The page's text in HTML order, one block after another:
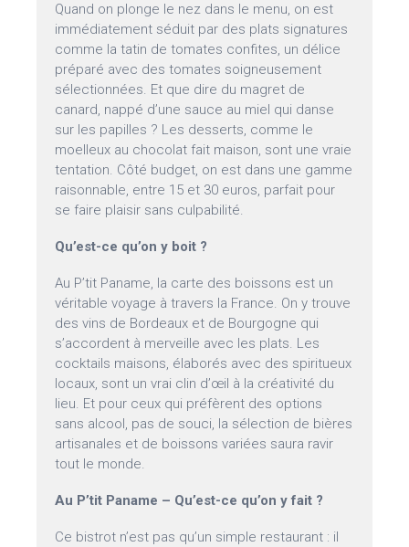
Quand on plonge le nez dans le menu, on est
immédiatement séduit par des plats signatures
comme la tatin de tomates confites, un délice
préparé avec des tomates soigneusement
sélectionnées. Et que dire du magret de
canard, nappé d’une sauce au miel qui danse
sur les papilles ? Les desserts, comme le
moelleux au chocolat fait maison, sont une vraie
tentation. Côté budget, on est dans une gamme
raisonnable, entre 15 et 30 euros, parfait pour
se faire plaisir sans culpabilité.
Qu’est-ce qu’on y boit ?
Au P’tit Paname, la carte des boissons est un
véritable voyage à travers la France. On y trouve
des vins de Bordeaux et de Bourgogne qui
s’accordent à merveille avec les plats. Les
cocktails maisons, élaborés avec des spiritueux
locaux, sont un vrai clin d’œil à la créativité du
lieu. Et pour ceux qui préfèrent des options
sans alcool, pas de souci, la sélection de bières
artisanales et de boissons variées saura ravir
tout le monde.
Au P’tit Paname – Qu’est-ce qu’on y fait ?
Ce bistrot n’est pas qu’un simple restaurant : il